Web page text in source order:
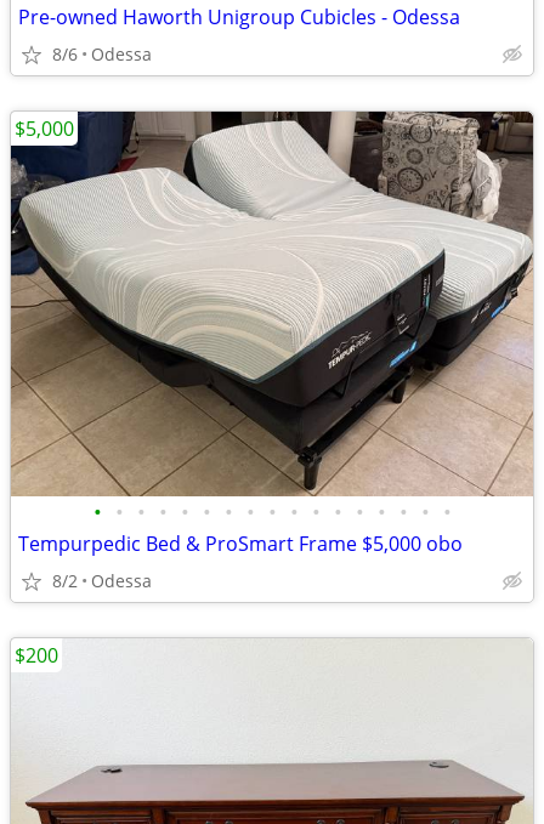
Pre-owned Haworth Unigroup Cubicles - Odessa
8/6 Odessa
• • • • • • • • • • • • • • • • •
Tempurpedic Bed & ProSmart Frame $5,000 obo
8/2 Odessa
$5,000
$200